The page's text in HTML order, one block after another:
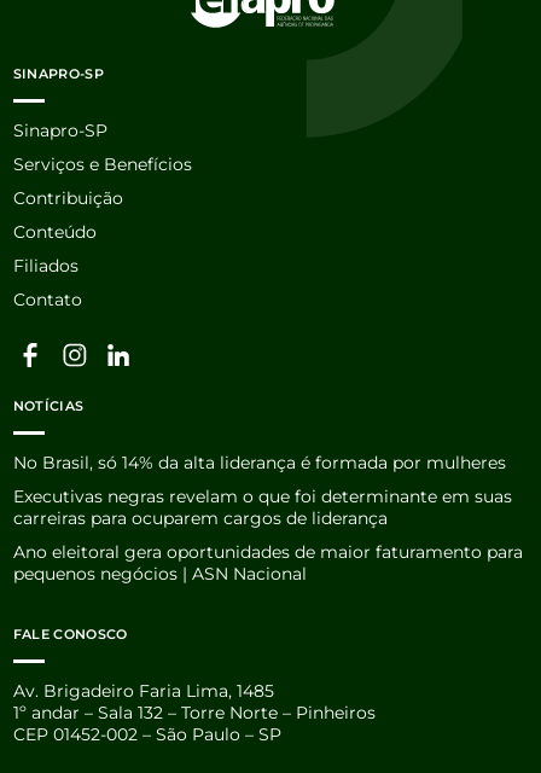
SINAPRO-SP
Sinapro-SP
Serviços e Benefícios
Contribuição
Conteúdo
Filiados
Contato
NOTÍCIAS
No Brasil, só 14% da alta liderança é formada por mulheres
Executivas negras revelam o que foi determinante em suas
carreiras para ocuparem cargos de liderança
Ano eleitoral gera oportunidades de maior faturamento para
pequenos negócios | ASN Nacional
FALE CONOSCO
Av. Brigadeiro Faria Lima, 1485
1º andar – Sala 132 – Torre Norte – Pinheiros
CEP 01452-002 – São Paulo – SP